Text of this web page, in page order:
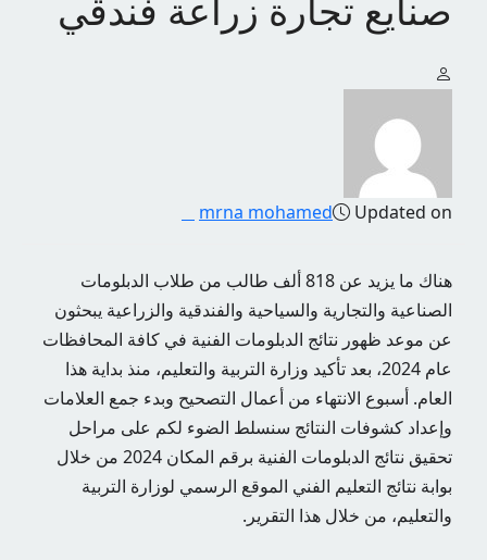
mrna mohamed Updated on
هناك ما يزيد عن 818 ألف طالب من طلاب الدبلومات
الصناعية والتجارية والسياحية والفندقية والزراعية يبحثون
عن موعد ظهور نتائج الدبلومات الفنية في كافة المحافظات
عام 2024، بعد تأكيد وزارة التربية والتعليم، منذ بداية هذا
العام. أسبوع الانتهاء من أعمال التصحيح وبدء جمع العلامات
وإعداد كشوفات النتائج سنسلط الضوء لكم على مراحل
تحقيق نتائج الدبلومات الفنية برقم المكان 2024 من خلال
بوابة نتائج التعليم الفني الموقع الرسمي لوزارة التربية
والتعليم، من خلال هذا التقرير.